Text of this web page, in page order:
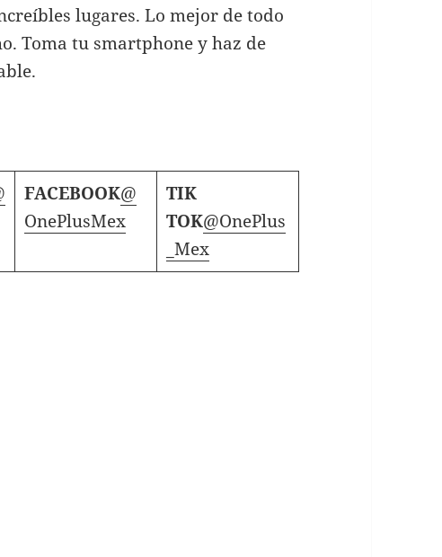
lugares. Lo mejor de todo
Toma tu smartphone y haz de
FACEBOOK@
OnePlusMex
TIK
TOK@OnePlus
_Mex